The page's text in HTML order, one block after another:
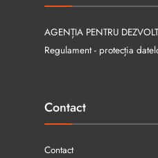
AGENȚIA PENTRU
Regulament - protecția
Contact
Contact